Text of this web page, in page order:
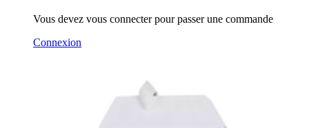
Vous devez vous connecter pour passer une commande
Connexion